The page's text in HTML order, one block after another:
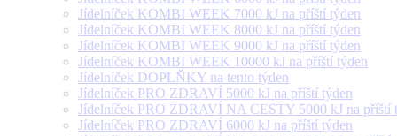
Jídelníček KOMBI WEEK 7000 kJ na příští týden
Jídelníček KOMBI WEEK 8000 kJ na příští týden
Jídelníček KOMBI WEEK 9000 kJ na příští týden
Jídelníček KOMBI WEEK 10000 kJ na příští týden
Jídelníček DOPLŇKY na tento týden
Jídelníček PRO ZDRAVÍ 5000 kJ na příští týden
Jídelníček PRO ZDRAVÍ NA CESTY 5000 kJ na příští
Jídelníček PRO ZDRAVÍ 6000 kJ na příští týden